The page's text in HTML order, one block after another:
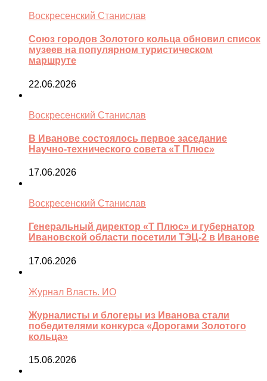
Воскресенский Станислав
Союз городов Золотого кольца обновил список
музеев на популярном туристическом
маршруте
22.06.2026
Воскресенский Станислав
В Иванове состоялось первое заседание
Научно-технического совета «Т Плюс»
17.06.2026
Воскресенский Станислав
Генеральный директор «Т Плюс» и губернатор
Ивановской области посетили ТЭЦ-2 в Иванове
17.06.2026
Журнал Власть. ИО
Журналисты и блогеры из Иванова стали
победителями конкурса «Дорогами Золотого
кольца»
15.06.2026